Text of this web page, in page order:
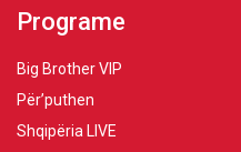
Programe
Big Brother VIP
Për’puthen
Shqipëria LIVE